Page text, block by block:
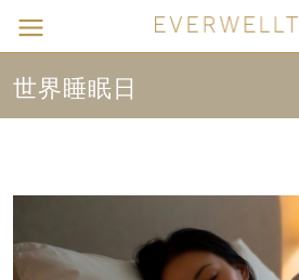
世界睡眠日